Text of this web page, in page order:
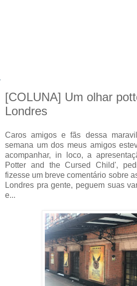
[COLUNA] Um olhar
Londres
Caros amigos e fãs dessa
semana um dos meus amigos
acompanhar, in loco, a
Potter and the Cursed Child',
fizesse um breve comentário sobre
Londres pra gente, peguem suas
e...